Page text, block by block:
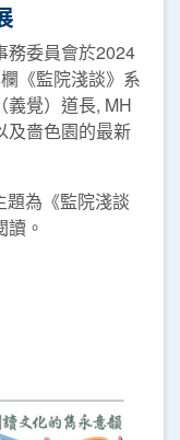
務委員會於2024
《監院淺談》系
義覺）道長, MH
及嗇色園的最新
為《監院淺談
。